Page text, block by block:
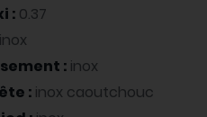
: 0.37
inox
: inox
: inox caoutchouc